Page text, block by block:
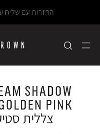
החזרות עם שליח
Shadow
צללית